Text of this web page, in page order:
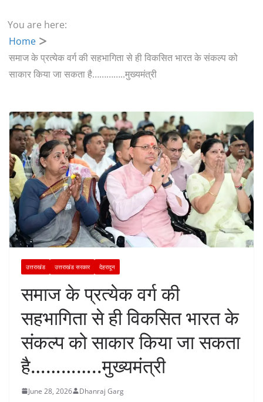
You are here:
Home
समाज के प्रत्येक वर्ग की सहभागिता से ही विकसित भारत के संकल्प को
साकार किया जा सकता है…………..मुख्यमंत्री
उत्तराखंड उत्तराखंड सरकार देहरादून
समाज के प्रत्येक वर्ग की
सहभागिता से ही विकसित भारत के
संकल्प को साकार किया जा सकता
है…………..मुख्यमंत्री
June 28, 2026 Dhanraj Garg